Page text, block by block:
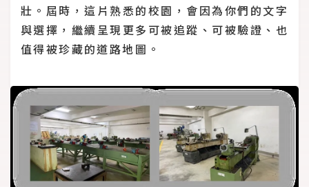
壯。屆時，這片熟悉的校園，會因為你們的文字
與選擇，繼續呈現更多可被追蹤、可被驗證、也
值得被珍藏的道路地圖。